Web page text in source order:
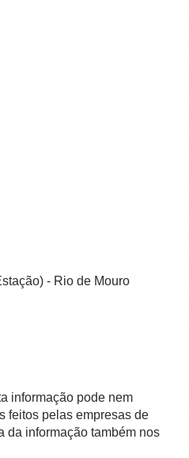
- Rio de Mouro
informação pode nem
feitos pelas empresas de
da informação também nos